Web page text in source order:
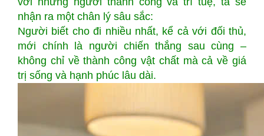
nhận ra một chân lý sâu sắc:
Người biết cho đi nhiều nhất, kể cả với đối thủ,
mới chính là người chiến thắng sau cùng –
không chỉ về thành công vật chất mà cả về giá
trị sống và hạnh phúc lâu dài.